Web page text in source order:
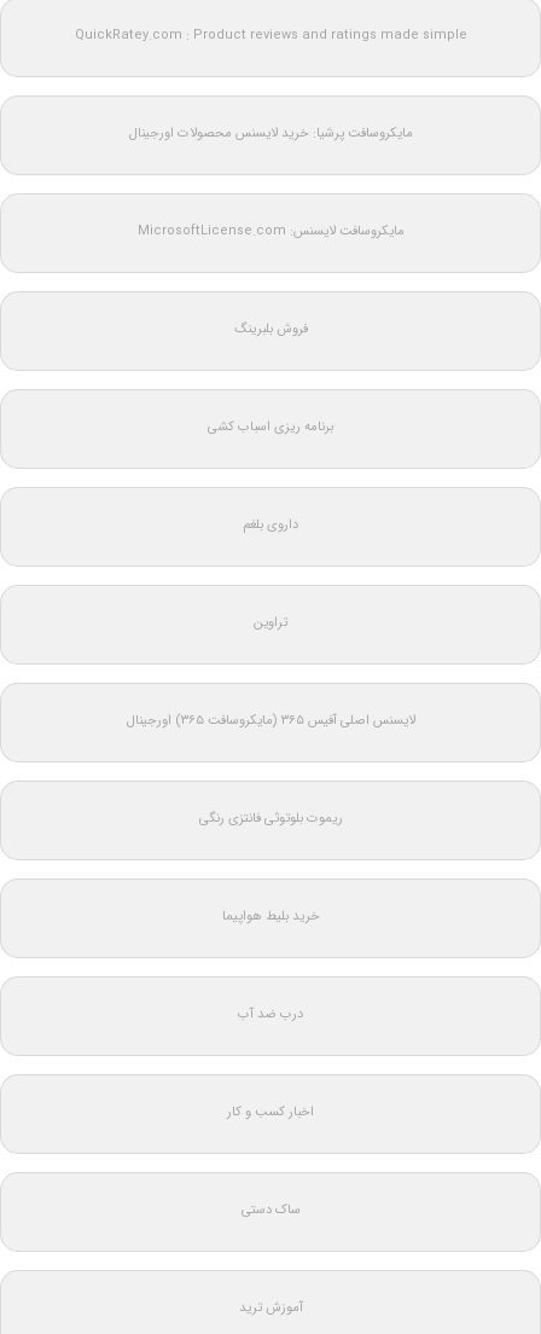
QuickRatey.com : Product reviews and ratings made simple
مایکروسافت پرشیا: خرید لایسنس محصولات اورجینال
مایکروسافت لایسنس: MicrosoftLicense.com
فروش بلبرینگ
برنامه ریزی اسباب کشی
داروی بلغم
تراوین
لایسنس اصلی آفیس ۳۶۵ (مایکروسافت ۳۶۵) اورجینال
ریموت بلوتوثی فانتزی رنگی
خرید بلیط هواپیما
درب ضد آب
اخبار کسب و کار
ساک دستی
آموزش ترید